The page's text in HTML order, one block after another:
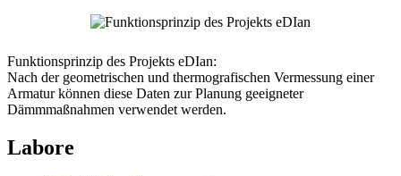
Funktionsprinzip des Projekts eDIan:
Nach der geometrischen und thermografischen Vermessung einer
Armatur können diese Daten zur Planung geeigneter
Dämmmaßnahmen verwendet werden.
Labore